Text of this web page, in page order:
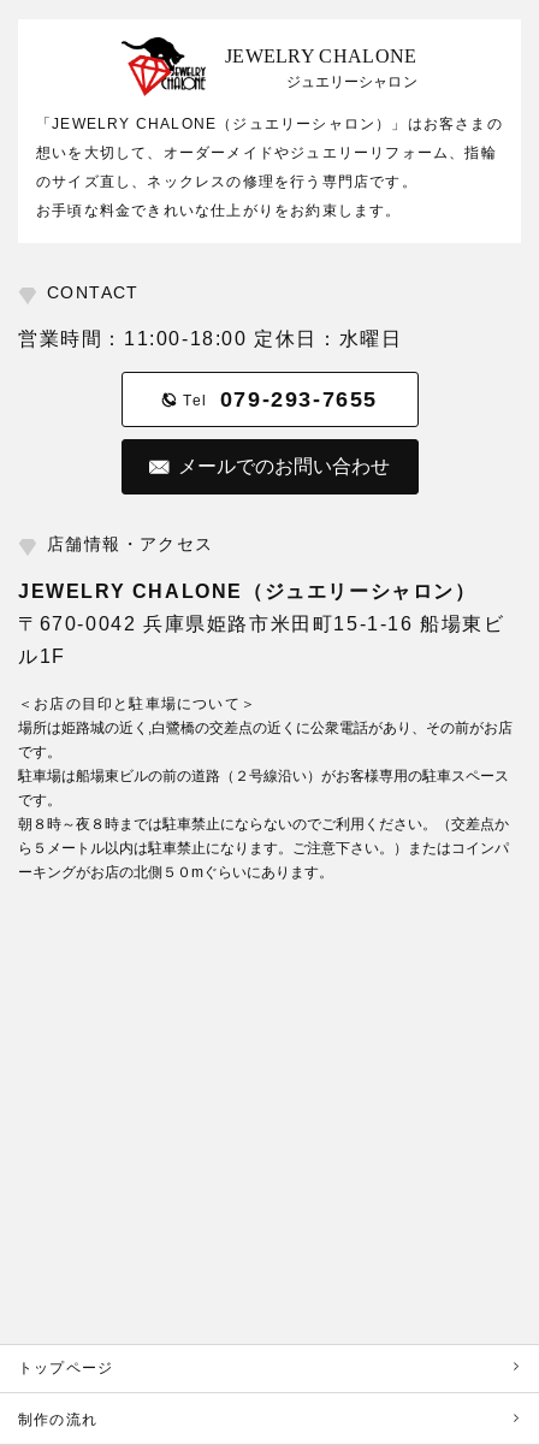
JEWELRY CHALONE
ジュエリーシャロン
「JEWELRY CHALONE（ジュエリーシャロン）」はお客さまの
想いを大切して、オーダーメイドやジュエリーリフォーム、指輪
のサイズ直し、ネックレスの修理を行う専門店です。
お手頃な料金できれいな仕上がりをお約束します。
CONTACT
営業時間：11:00-18:00 定休日：水曜日
Tel 079-293-7655
メールでのお問い合わせ
店舗情報・アクセス
JEWELRY CHALONE（ジュエリーシャロン）
〒670-0042 兵庫県姫路市米田町15-1-16 船場東ビ
ル1F
＜お店の目印と駐車場について＞
場所は姫路城の近く,白鷺橋の交差点の近くに公衆電話があり、その前がお店
です。
駐車場は船場東ビルの前の道路（２号線沿い）がお客様専用の駐車スペース
です。
朝８時～夜８時までは駐車禁止にならないのでご利用ください。（交差点か
ら５メートル以内は駐車禁止になります。ご注意下さい。）またはコインパ
ーキングがお店の北側５０mぐらいにあります。
トップページ
制作の流れ